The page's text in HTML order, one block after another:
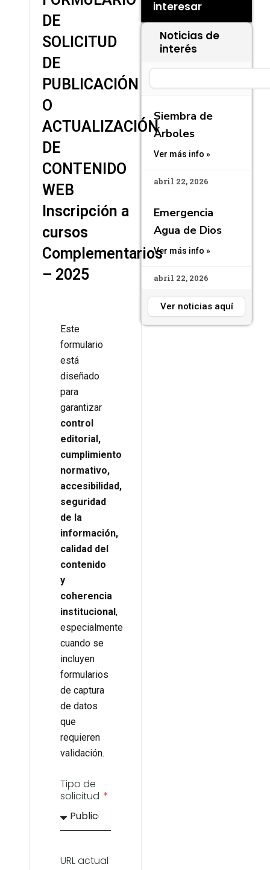
interesar
Noticias de
interés
Siembra de
Árboles
Ver más info »
abril 22, 2026
Emergencia
Agua de Dios
Ver más info »
abril 22, 2026
Ver noticias aquí
DE
SOLICITUD
DE
PUBLICACIÓN
O
ACTUALIZACIÓN
DE
CONTENIDO
WEB
Inscripción a
cursos
Complementarios
– 2025
Este
formulario
está
diseñado
para
garantizar
control
editorial,
cumplimiento
normativo,
accesibilidad,
seguridad
de la
información,
calidad del
contenido
y
coherencia
institucional,
especialmente
cuando se
incluyen
formularios
de captura
de datos
que
requieren
validación.
Tipo de
solicitud
URL actual